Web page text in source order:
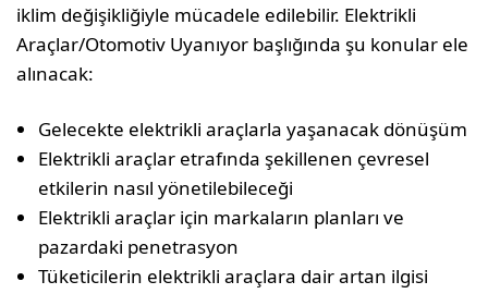
iklim değişikliğiyle mücadele edilebilir. Elektrikli
Araçlar/Otomotiv Uyanıyor başlığında şu konular ele
alınacak:
Gelecekte elektrikli araçlarla yaşanacak dönüşüm
Elektrikli araçlar etrafında şekillenen çevresel
etkilerin nasıl yönetilebileceği
Elektrikli araçlar için markaların planları ve
pazardaki penetrasyon
Tüketicilerin elektrikli araçlara dair artan ilgisi